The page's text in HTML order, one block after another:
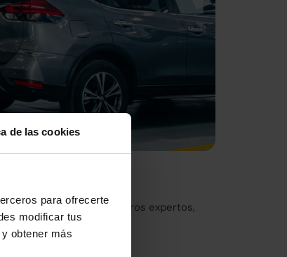
de las cookies
para ofrecerte
modificar tus
obtener más
Europa
inspección por nuestros expertos,
Madrid.